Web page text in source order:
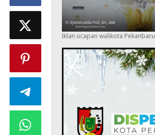
Iklan ucapan walikota Pekanbaru